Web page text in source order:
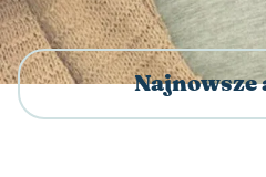
Najnowsze